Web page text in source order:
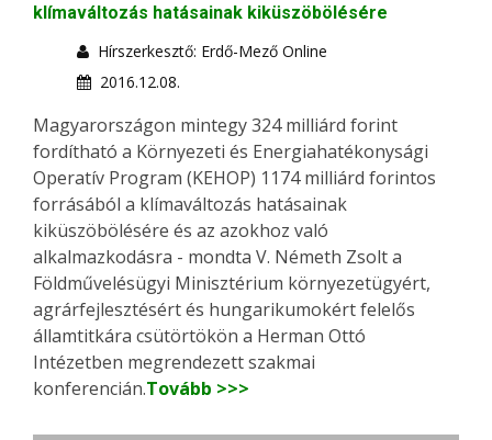
klímaváltozás hatásainak kiküszöbölésére
Hírszerkesztő: Erdő-Mező Online
2016.12.08.
Magyarországon mintegy 324 milliárd forint
fordítható a Környezeti és Energiahatékonysági
Operatív Program (KEHOP) 1174 milliárd forintos
forrásából a klímaváltozás hatásainak
kiküszöbölésére és az azokhoz való
alkalmazkodásra - mondta V. Németh Zsolt a
Földművelésügyi Minisztérium környezetügyért,
agrárfejlesztésért és hungarikumokért felelős
államtitkára csütörtökön a Herman Ottó
Intézetben megrendezett szakmai
konferencián.Tovább >>>